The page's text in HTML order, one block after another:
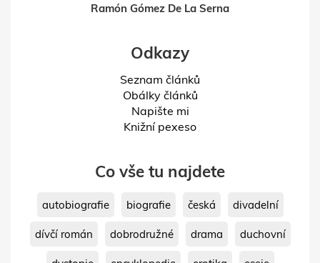
Ramón Gómez De La Serna
Odkazy
Seznam článků
Obálky článků
Napište mi
Knižní pexeso
Co vše tu najdete
autobiografie biografie česká divadelní
dívčí román dobrodružné drama duchovní